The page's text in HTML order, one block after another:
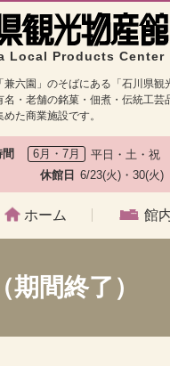
Local Products Center
兼六園」のそばにある「石川県観
・老舗の銘菓・佃煮・伝統工芸
た商業施設です。
6月・7月 平日・土・祝
休館日 6/23(火)・30(火)
ホーム 館
間終了）